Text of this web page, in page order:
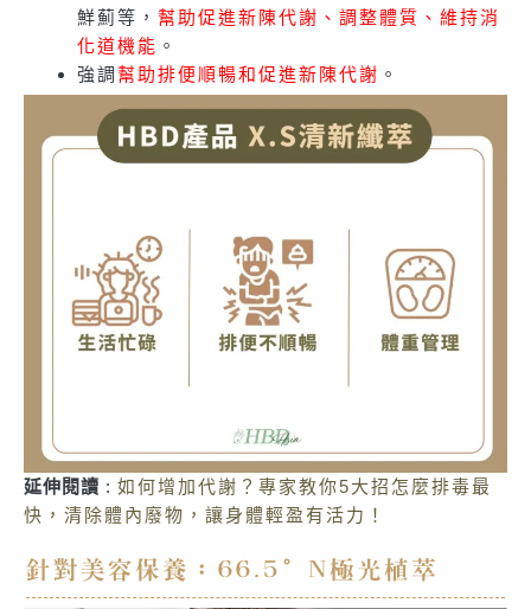
鮮薊等， 幫助促進新陳代謝、調整體質、維持消
化道機能 。
強調 幫助排便順暢和促進新陳代謝 。
延伸閱讀 : 如何增加代謝？專家教你5大招怎麼排毒最
快，清除體內廢物，讓身體輕盈有活力！
針對美容保養：66.5°N極光植萃